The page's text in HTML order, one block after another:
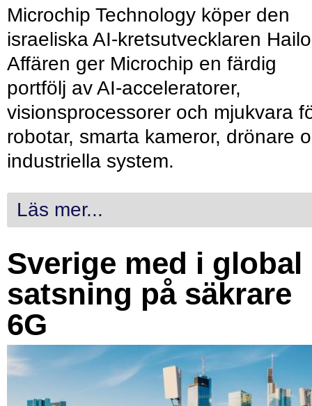
Microchip Technology köper den
israeliska AI-kretsutvecklaren
Affären ger Microchip en färdig
portfölj av AI-acceleratorer,
visionsprocessorer och mjukvara
robotar, smarta kameror, drönare
industriella system.
Läs mer...
Sverige med i global
satsning på säkrare
6G